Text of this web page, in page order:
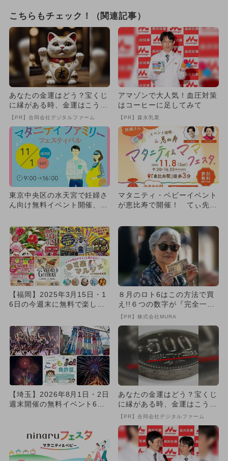
こちらもチェック！（関連記事）
あなたの金運はどう？宝くじ
に縁がある時、金運はこう変
わる
【PR】合同会社デジタルファーム
アマゾンで大人気！血圧対策
はコーヒーに足してみて
【PR】森永乳業
東京中央区の水天宮で妊婦さ
ん向け無料イベント開催、プ
マタニティ・ベビーイベント
が恵比寿で開催！ てぃ先生
【福岡】2025年3月15日・1
6日の今週末に無料で楽しめ
８月のロト6はこの方法で買
え!!６つの数字が『完全一
致』する方法
【PR】株式会社MURA
【埼玉】2026年8月1日・2日
週末開催の無料イベント6選
あなたの金運はどう？宝くじ
に縁がある時、金運はこう変
わる
【PR】合同会社デジタルファーム